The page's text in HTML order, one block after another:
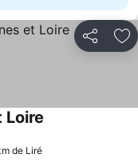
Partilhar
Loire
de Liré